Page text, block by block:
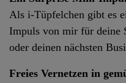
Als i-Tüpfelchen gibt es
Impuls von mir für deine
oder deinen nächsten
Freies Vernetzen in